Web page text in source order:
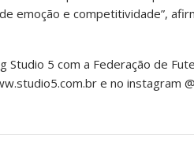
emoção e competitividade”,
Studio 5 com a Federação de
e no instagram